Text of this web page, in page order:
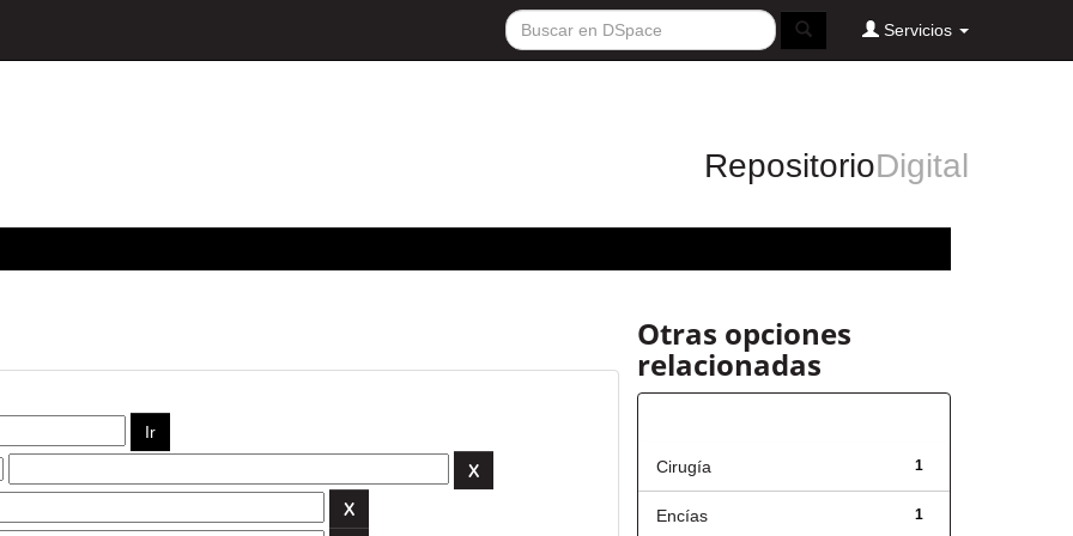
Servicios
RepositorioDigital
Otras opciones
relacionadas
1
Cirugía
1
Encías